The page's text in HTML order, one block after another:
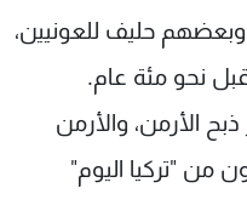
حليف للعونيين،
نحو مئة عام.
الأرمن، والأرمن
من "تركيا اليوم"